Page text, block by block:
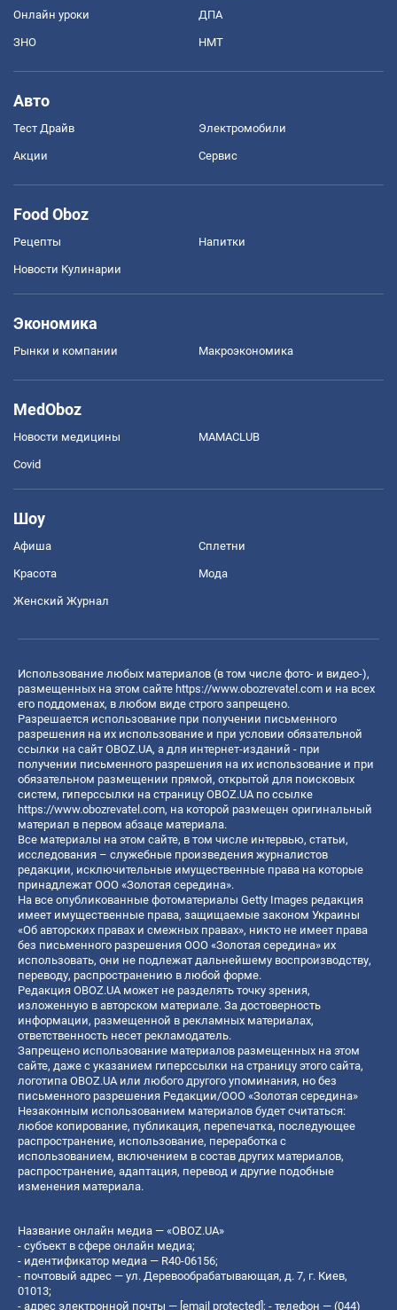
Онлайн уроки ДПА
ЗНО НМТ
Авто
Тест Драйв Электромобили
Акции Сервис
Food Oboz
Рецепты Напитки
Новости Кулинарии
Экономика
Рынки и компании Mакроэкономика
MedOboz
Новости медицины MAMACLUB
Covid
Шоу
Афиша Сплетни
Красота Мода
Женский Журнал
Использование любых материалов (в том числе фото- и видео-),
размещенных на этом сайте https://www.obozrevatel.com и на всех
его поддоменах, в любом виде строго запрещено.
Разрешается использование при получении письменного
разрешения на их использование и при условии обязательной
ссылки на сайт OBOZ.UA, а для интернет-изданий - при
получении письменного разрешения на их использование и при
обязательном размещении прямой, открытой для поисковых
систем, гиперссылки на страницу OBOZ.UA по ссылке
https://www.obozrevatel.com, на которой размещен оригинальный
материал в первом абзаце материала.
Все материалы на этом сайте, в том числе интервью, статьи,
исследования – служебные произведения журналистов
редакции, исключительные имущественные права на которые
принадлежат ООО «Золотая середина».
На все опубликованные фотоматериалы Getty Images редакция
имеет имущественные права, защищаемые законом Украины
«Об авторских правах и смежных правах», никто не имеет права
без письменного разрешения ООО «Золотая середина» их
использовать, они не подлежат дальнейшему воспроизводству,
переводу, распространению в любой форме.
Редакция OBOZ.UA может не разделять точку зрения,
изложенную в авторском материале. За достоверность
информации, размещенной в рекламных материалах,
ответственность несет рекламодатель.
Запрещено использование материалов размещенных на этом
сайте, даже с указанием гиперссылки на страницу этого сайта,
логотипа OBOZ.UA или любого другого упоминания, но без
письменного разрешения Редакции/ООО «Золотая середина»
Незаконным использованием материалов будет считаться:
любое копирование, публикация, перепечатка, последующее
распространение, использование, переработка с
использованием, включением в состав других материалов,
распространение, адаптация, перевод и другие подобные
изменения материала.
Название онлайн медиа — «OBOZ.UA»
- субъект в сфере онлайн медиа;
- идентификатор медиа — R40-06156;
- почтовый адрес — ул. Деревообрабатывающая, д. 7, г. Киев,
01013;
- адрес электронной почты — [email protected] ; - телефон — (044)